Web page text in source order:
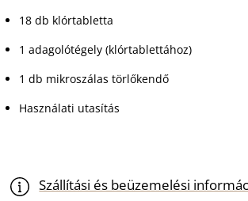
18 db klórtabletta
1 adagolótégely (klórtablettához)
1 db mikroszálas törlőkendő
Használati utasítás
Szállítási és beüzemelési